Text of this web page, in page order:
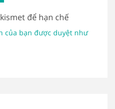
để hạn chế
của bạn được duyệt như